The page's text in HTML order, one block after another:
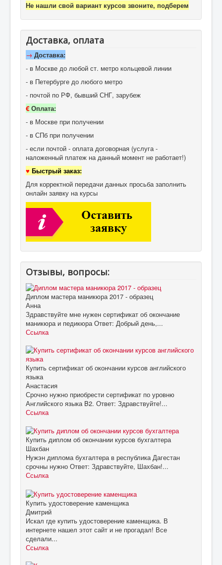
Не нашли свой вариант курсов звоните, подберем
Доставка, оплата
→ Доставка:
- в Москве до любой ст. метро кольцевой линии
- в Петербурге до любого метро
- почтой по РФ, бывший СНГ, зарубеж
€Оплата:
- в Москве при получении
- в СПб при получении
- если почтой - оплата договорная (услуга -
наложенный платеж на данный момент не работает!)
♥ Быстрый заказ:
Для корректной передачи данных просьба заполнить
онлайн заявку на курсы
Отзывы, вопросы:
Диплом мастера маникюра 2017 - образец
Анна
Здравствуйте мне нужен сертификат об окончание
маникюра и педикюра Ответ: Добрый день,...
Ссылка
Купить сертификат об окончании курсов английского
языка
Анастасия
Срочно нужно приобрести сертификат по уровню
Английского языка B2. Ответ: Здравствуйте!...
Ссылка
Купить диплом об окончании курсов бухгалтера
Шахбан
Нужэн диплома бухгалтера в республика Дагестан
срочны нужно Ответ: Здравствуйте, Шахбан!...
Ссылка
Купить удостоверение каменщика
Дмитрий
Искал где купить удостоверение каменщика. В
интернете нашел этот сайт и не прогадал! Все
сделали...
Ссылка